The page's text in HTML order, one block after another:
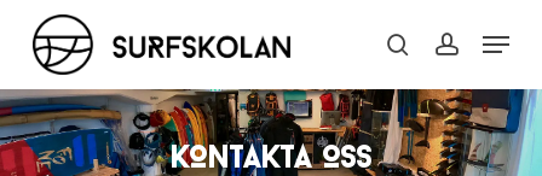
main
content
searchaccount
KONTAKTA OSS